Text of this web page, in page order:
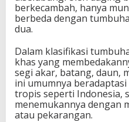
berkecambah, hanya
berbeda dengan
dua.
Dalam klasifikasi
khas yang
segi akar, batang, daun,
ini umumnya
tropis seperti Indonesia,
menemukannya dengan
atau pekarangan.